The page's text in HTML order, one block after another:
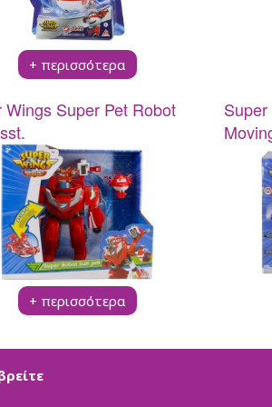
Bambolina
Bambolina Girlz
Molly Ballerina
Crazy Animalz
Stumble Guys Series 4
SpongeBob Movie
Monsterflex
Trallallero Brainrot
BrainRottiz Collection
Pocket Morph3r5
Fast Shots
Spy X
RW RC
+ περισσότερα
Wings Super Pet Robot
+ περισσότερα